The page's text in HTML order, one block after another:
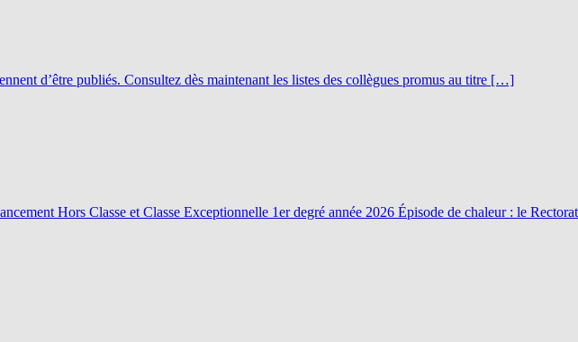
d’être publiés. Consultez dès maintenant les listes des collègues promus au titre […]
Hors Classe et Classe Exceptionnelle 1er degré année 2026 Épisode de chaleur : le Rectorat